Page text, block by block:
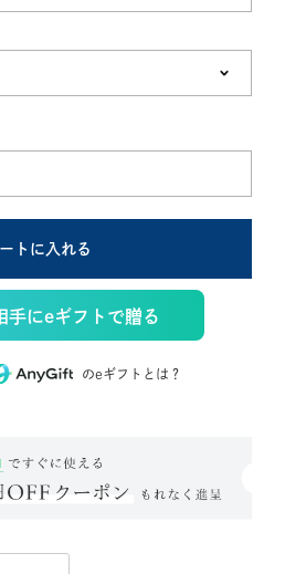
トに入れる
手にeギフトで贈る
のeギフトとは？